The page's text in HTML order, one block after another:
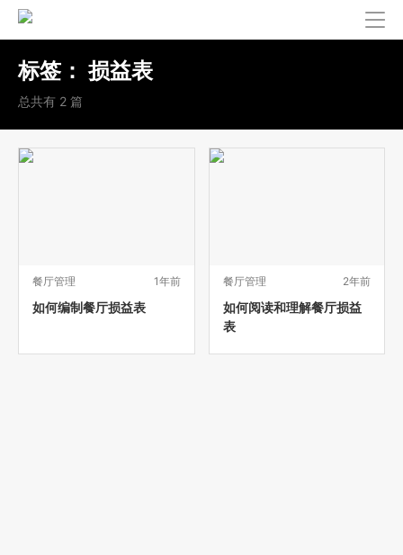
标签：损益表
总共有 2 篇
餐厅管理 1年前
如何编制餐厅损益表
餐厅管理 2年前
如何阅读和理解餐厅损益
表